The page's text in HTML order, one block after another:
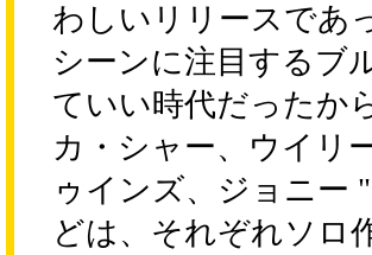
わしいリリースであ
シーンに注目するブ
ていい時代だったか
カ・シャー、ウイリ
ゥインズ、ジョニー
どは、それぞれソロ